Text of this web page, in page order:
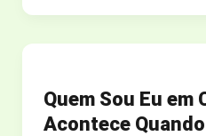
DA
SOBRE
CUIDAR
Quem Sou Eu em
Acontece